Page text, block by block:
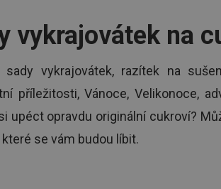
vykrajovátek na
sady vykrajovátek, razítek na
příležitosti, Vánoce, Velikonoce,
upéct opravdu originální cukroví?
se vám budou líbit.